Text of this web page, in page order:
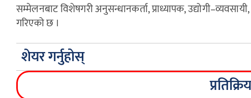
सम्मेलनबाट विशेषगरी अनुसन्धानकर्ता, प्राध्यापक,
गरिएको छ ।
शेयर गर्नुहोस्